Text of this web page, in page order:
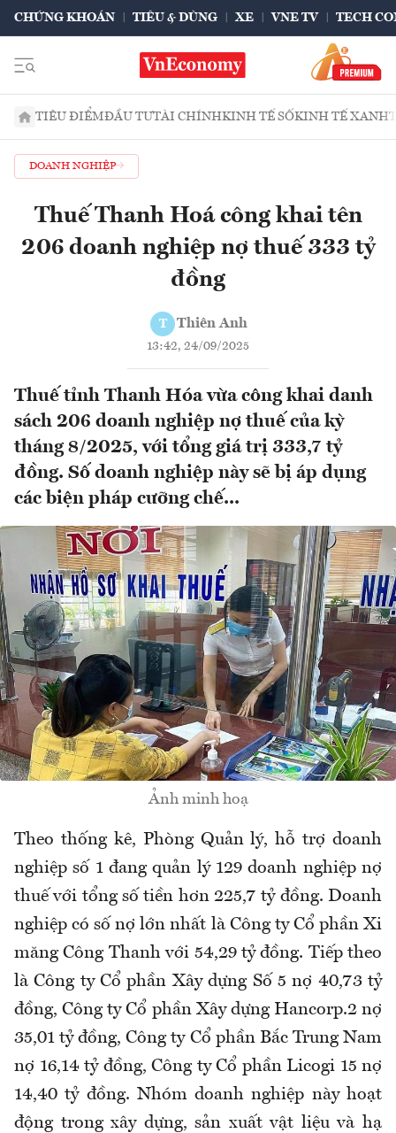
CHỨNG KHOÁN TIÊU & DÙNG XE VNE TV TECH
TIÊU ĐIỂMĐẦU TƯTÀI CHÍNHKINH TẾ SỐKINH TẾ XANH
DOANH NGHIỆP
Thuế Thanh Hoá công khai tên
206 doanh nghiệp nợ thuế 333 tỷ
đồng
T Thiên Anh
13:42, 24/09/2025
Thuế tỉnh Thanh Hóa vừa công khai danh
sách 206 doanh nghiệp nợ thuế của kỳ
tháng 8/2025, với tổng giá trị 333,7 tỷ
đồng. Số doanh nghiệp này sẽ bị áp dụng
các biện pháp cưỡng chế...
Ảnh minh hoạ
Theo thống kê, Phòng Quản lý, hỗ trợ doanh
nghiệp số 1 đang quản lý 129 doanh nghiệp nợ
thuế với tổng số tiền hơn 225,7 tỷ đồng. Doanh
nghiệp có số nợ lớn nhất là Công ty Cổ phần Xi
măng Công Thanh với 54,29 tỷ đồng. Tiếp theo
là Công ty Cổ phần Xây dựng Số 5 nợ 40,73 tỷ
đồng, Công ty Cổ phần Xây dựng Hancorp.2 nợ
35,01 tỷ đồng, Công ty Cổ phần Bắc Trung Nam
nợ 16,14 tỷ đồng, Công ty Cổ phần Licogi 15 nợ
14,40 tỷ đồng. Nhóm doanh nghiệp này hoạt
động trong xây dựng, sản xuất vật liệu và hạ